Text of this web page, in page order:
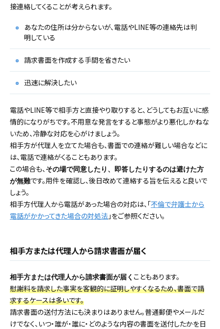
接連絡してくることが考えられます。
あなたの住所は分からないが、電話やLINE等の連絡先は判
明している
請求書面を作成する手間を省きたい
迅速に解決したい
電話やLINE等で相手方と直接やり取りすると、どうしてもお互いに感
情的になりがちです。不用意な発言をすると事態がより悪化しかねな
いため、冷静な対応を心がけましょう。
相手方が代理人を立てた場合も、書面での連絡が難しい場合などに
は、電話で連絡がくることもあります。
この場合も、 その場で同意したり、即答したりするのは避けた方
が無難です。用件を確認し、後日改めて連絡する旨を伝えると良いで
しょう。
相手方代理人から電話があった場合の対応は、「不倫で弁護士から
電話がかかってきた場合の対処法 」をご参照ください。
相手方または代理人から請求書面が届く
相手方または代理人から請求書面が届く こともあります。
慰謝料を請求した事実を客観的に証明しやすくなるため、書面で請
求するケースは多いです。
請求書面の送付方法にも決まりはありません。普通郵便やメールだ
けでなく、いつ・誰が・誰に・どのような内容の書面を送付したかを日